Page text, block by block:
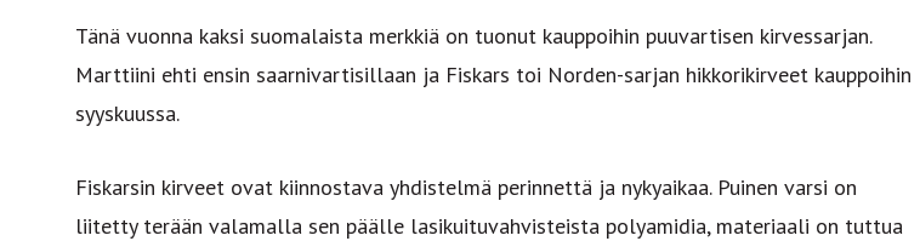
Tänä vuonna kaksi suomalaista merkkiä on tuonut kauppoihin puuvartisen kirvessarjan.
Marttiini ehti ensin saarnivartisillaan ja Fiskars toi Norden-sarjan hikkorikirveet kauppoihin
syyskuussa.
Fiskarsin kirveet ovat kiinnostava yhdistelmä perinnettä ja nykyaikaa. Puinen varsi on
liitetty terään valamalla sen päälle lasikuituvahvisteista polyamidia, materiaali on tuttua